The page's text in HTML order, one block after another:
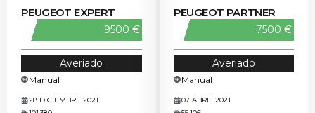
PEUGEOT EXPERT
9500 €
Averiado
Manual
28 DICIEMBRE 2021
RESERVADO
PEUGEOT PARTNER
7500 €
Averiado
Manual
07 ABRIL 2021